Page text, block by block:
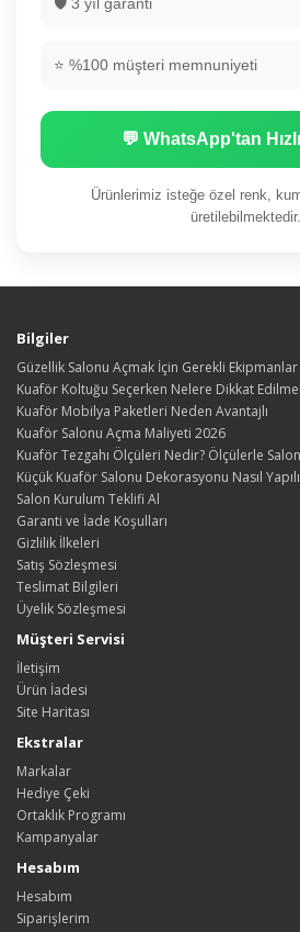
🛡️ 3 yıl garanti
⭐ %100 müşteri memnuniyeti
💬 WhatsApp'tan
Ürünlerimiz isteğe özel renk,
üretilebilmektedir.
Bilgiler
Güzellik Salonu Açmak İçin Gerekli
Kuaför Koltuğu Seçerken Nelere Dikkat
Kuaför Mobilya Paketleri Neden Avantajlı
Kuaför Salonu Açma Maliyeti 2026
Kuaför Tezgahı Ölçüleri Nedir? Ölçülerle
Küçük Kuaför Salonu Dekorasyonu Nasıl
Salon Kurulum Teklifi Al
Garanti ve İade Koşulları
Gizlilik İlkeleri
Satış Sözleşmesi
Teslimat Bilgileri
Üyelik Sözleşmesi
Müşteri Servisi
İletişim
Ürün İadesi
Site Haritası
Ekstralar
Markalar
Hediye Çeki
Ortaklık Programı
Kampanyalar
Hesabım
Hesabım
Siparişlerim